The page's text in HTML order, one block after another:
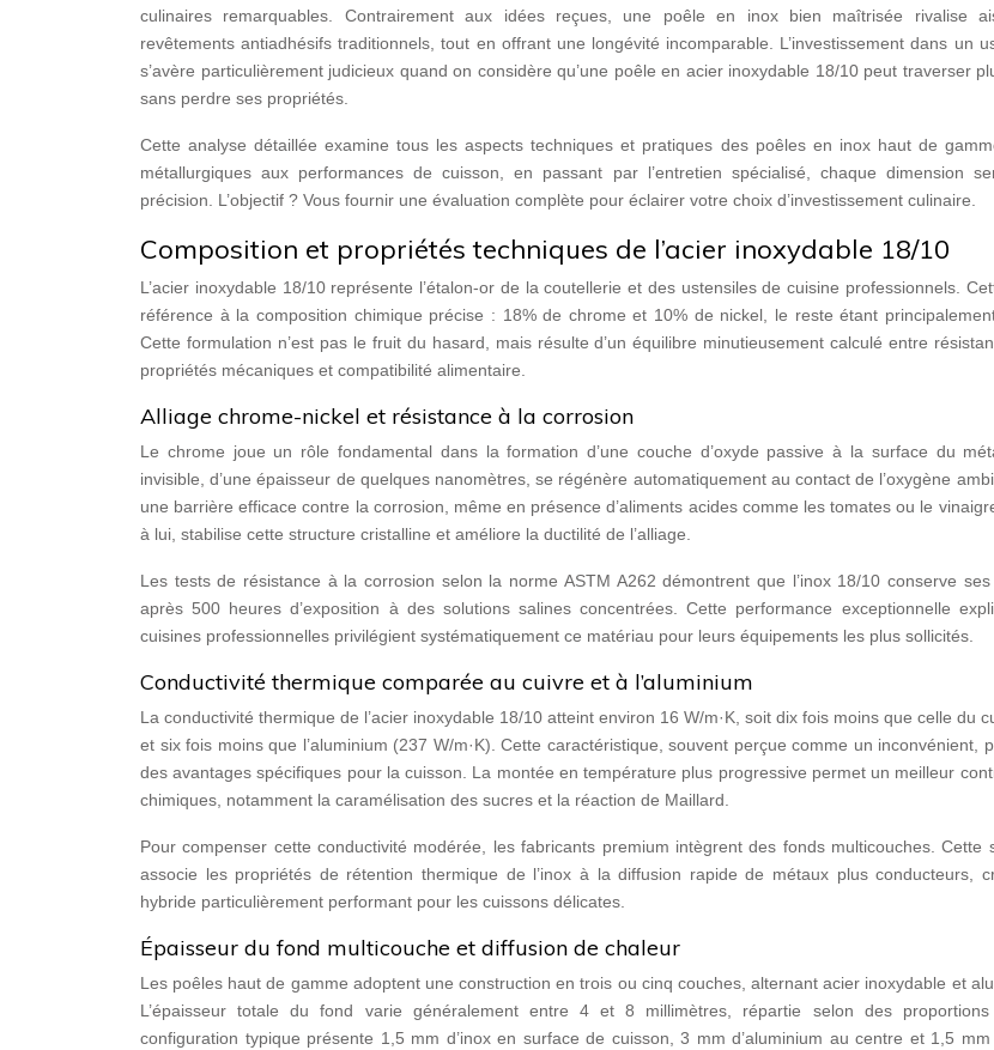
culinaires remarquables. Contrairement aux idées reçues, une poêle en inox bien maîtrisée rivalise
revêtements antiadhésifs traditionnels, tout en offrant une longévité incomparable. L’investissement dans un
s’avère particulièrement judicieux quand on considère qu’une poêle en acier inoxydable 18/10 peut traverser
sans perdre ses propriétés.
Cette analyse détaillée examine tous les aspects techniques et pratiques des poêles en inox haut de
métallurgiques aux performances de cuisson, en passant par l’entretien spécialisé, chaque dimension
précision. L’objectif ? Vous fournir une évaluation complète pour éclairer votre choix d’investissement culinaire.
Composition et propriétés techniques de l’acier inoxydable 18/10
L’acier inoxydable 18/10 représente l’étalon-or de la coutellerie et des ustensiles de cuisine professionnels.
référence à la composition chimique précise : 18% de chrome et 10% de nickel, le reste étant
Cette formulation n’est pas le fruit du hasard, mais résulte d’un équilibre minutieusement calculé entre
propriétés mécaniques et compatibilité alimentaire.
Alliage chrome-nickel et résistance à la corrosion
Le chrome joue un rôle fondamental dans la formation d’une couche d’oxyde passive à la surface du
invisible, d’une épaisseur de quelques nanomètres, se régénère automatiquement au contact de l’oxygène
une barrière efficace contre la corrosion, même en présence d’aliments acides comme les tomates ou le
à lui, stabilise cette structure cristalline et améliore la ductilité de l’alliage.
Les tests de résistance à la corrosion selon la norme ASTM A262 démontrent que l’inox 18/10 conserve
après 500 heures d’exposition à des solutions salines concentrées. Cette performance exceptionnelle
cuisines professionnelles privilégient systématiquement ce matériau pour leurs équipements les plus sollicités.
Conductivité thermique comparée au cuivre et à l’aluminium
La conductivité thermique de l’acier inoxydable 18/10 atteint environ 16 W/m·K, soit dix fois moins que celle du
et six fois moins que l’aluminium (237 W/m·K). Cette caractéristique, souvent perçue comme un inconvénient,
des avantages spécifiques pour la cuisson. La montée en température plus progressive permet un meilleur
chimiques, notamment la caramélisation des sucres et la réaction de Maillard.
Pour compenser cette conductivité modérée, les fabricants premium intègrent des fonds multicouches. Cette
associe les propriétés de rétention thermique de l’inox à la diffusion rapide de métaux plus conducteurs,
hybride particulièrement performant pour les cuissons délicates.
Épaisseur du fond multicouche et diffusion de chaleur
Les poêles haut de gamme adoptent une construction en trois ou cinq couches, alternant acier inoxydable et
L’épaisseur totale du fond varie généralement entre 4 et 8 millimètres, répartie selon des proportions
configuration typique présente 1,5 mm d’inox en surface de cuisson, 3 mm d’aluminium au centre et 1,5 mm